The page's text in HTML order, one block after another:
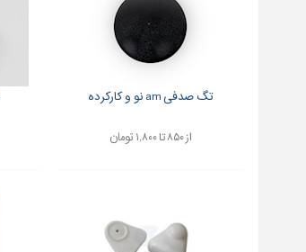
تگ صدفی am نو و کارکرده
از ۸۵۰ تا ۱,۸۰۰ تومان